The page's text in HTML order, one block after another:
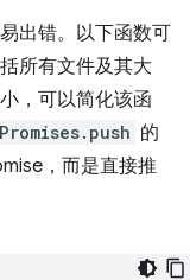
出错。以下函数可
所有文件及其大
，可以简化该函
的
，而是直接推